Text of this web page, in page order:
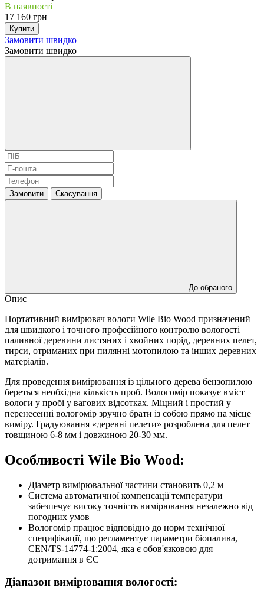
В наявності
17 160 грн
Купити
Замовити швидко
Замовити швидко
Замовити Скасування
До обраного
Опис
Портативний вимірювач вологи Wile Bio Wood призначений
для швидкого і точного професійного контролю вологості
паливної деревини листяних і хвойних порід, деревних пелет,
тирси, отриманих при пилянні мотопилою та інших деревних
матеріалів.
Для проведення вимірювання із цільного дерева бензопилою
береться необхідна кількість проб. Вологомір показує вміст
вологи у пробі у вагових відсотках. Міцний і простий у
перенесенні вологомір зручно брати із собою прямо на місце
виміру. Градуювання «деревні пелети» розроблена для пелет
товщиною 6-8 мм і довжиною 20-30 мм.
Особливості Wile Bio Wood:
Діаметр вимірювальної частини становить 0,2 м
Система автоматичної компенсації температури
забезпечує високу точність вимірювання незалежно від
погодних умов
Вологомір працює відповідно до норм технічної
специфікації, що регламентує параметри біопалива,
CEN/TS-14774-1:2004, яка є обов'язковою для
дотримання в ЄС
Діапазон вимірювання вологості: